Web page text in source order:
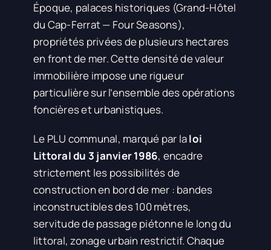
Époque, palaces historiques (Grand-Hôtel
du Cap-Ferrat — Four Seasons),
propriétés privées de plusieurs hectares
en front de mer. Cette densité de valeur
immobilière impose une rigueur
particulière sur l’ensemble des opérations
foncières et urbanistiques.
Le PLU communal, marqué par laloi
Littoral du 3 janvier 1986, encadre
strictement les possibilités de
construction en bord de mer : bandes
inconstructibles des 100 mètres,
servitude de passage piétonne le long du
littoral, zonage urbain restrictif. Chaque